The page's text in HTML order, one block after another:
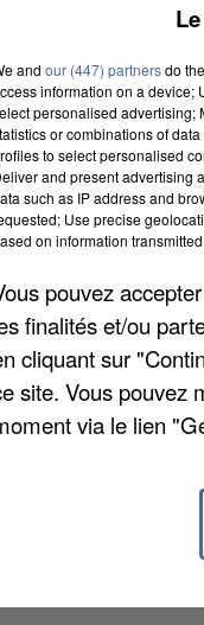
reste à
Ce dernier avait
guichet de
and our (447) partnersdo
information on a device;
personalised advertising;
or combinations of
to select personalised
and present advertising
such as IP address and
Use precise
on information
pouvez
finalités et/ou
cliquant sur
site. Vous pouvez
via le lien